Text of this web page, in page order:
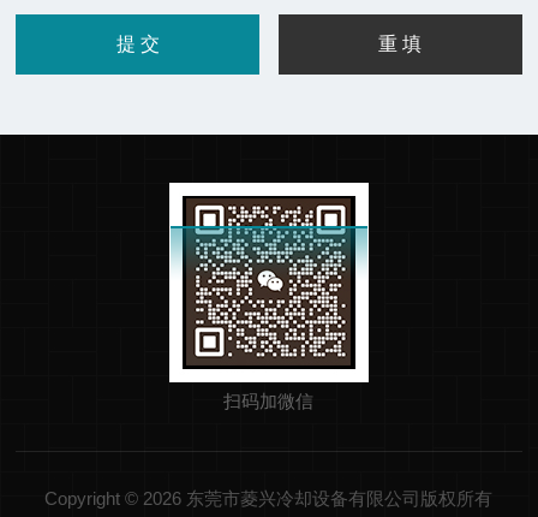
扫码加微信
Copyright © 2026 东莞市菱兴冷却设备有限公司版权所有